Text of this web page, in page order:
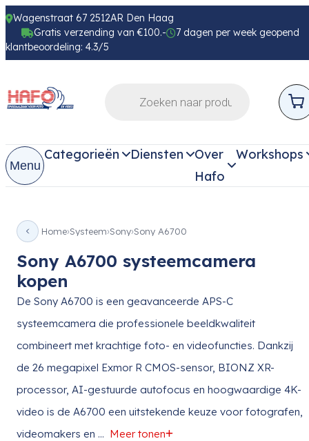
Wagenstraat 67 2512AR Den Haag
Gratis verzending van €100.-
7 dagen per week geopend
klantbeoordeling: 4.3/5
Menu
Categorieën Diensten
Over
Hafo
Workshops
Home Systeem Sony Sony A6700
Sony A6700 systeemcamera
kopen
De Sony A6700 is een geavanceerde APS-C
systeemcamera die professionele beeldkwaliteit
combineert met krachtige foto- en videofuncties. Dankzij
de 26 megapixel Exmor R CMOS-sensor, BIONZ XR-
processor, AI-gestuurde autofocus en hoogwaardige 4K-
video is de A6700 een uitstekende keuze voor fotografen,
videomakers en ... Meer tonen